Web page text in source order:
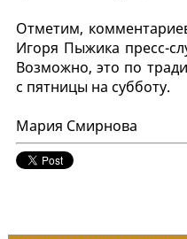
Отметим,
Игоря Пыжика пресс-
Возможно, это по
с пятницы на субботу.
Мария Смирнова